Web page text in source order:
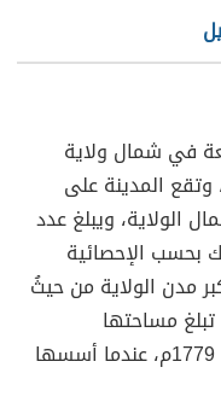
في شمال ولاية
المدينة على
ويبلغ عدد
نسمة، وذلك بحسب الإحصائية
ثاني أكبر مدن الولاية من حيثُ
مساحتها
1.362.5كم²، ويعود تاريخ المدينة إلى عام 1779م، عندما أسسها